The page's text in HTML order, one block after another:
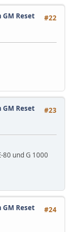
#22
GM Reset
#23
GM Reset
und G 1000
#24
GM Reset